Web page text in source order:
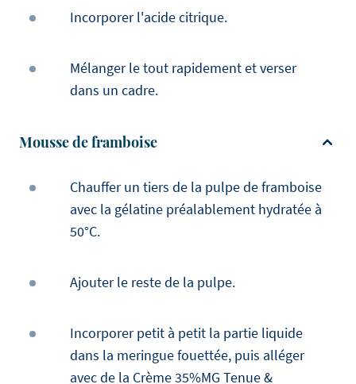
Incorporer l'acide citrique.
Mélanger le tout rapidement et verser
dans un cadre.
Mousse de framboise
Chauffer un tiers de la pulpe de framboise
avec la gélatine préalablement hydratée à
50°C.
Ajouter le reste de la pulpe.
Incorporer petit à petit la partie liquide
dans la meringue fouettée, puis alléger
avec de la Crème 35%MG Tenue &